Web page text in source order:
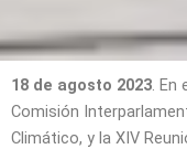
18 de agosto 2023. En
Comisión
Climático, y la XIV